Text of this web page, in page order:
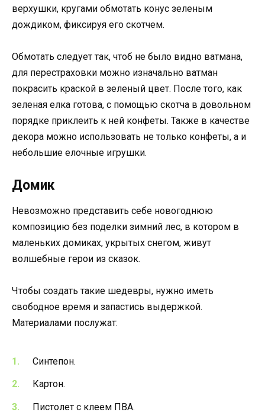
верхушки, кругами обмотать конус зеленым
дождиком, фиксируя его скотчем.
Обмотать следует так, чтоб не было видно ватмана,
для перестраховки можно изначально ватман
покрасить краской в зеленый цвет. После того, как
зеленая елка готова, с помощью скотча в довольном
порядке приклеить к ней конфеты. Также в качестве
декора можно использовать не только конфеты, а и
небольшие елочные игрушки.
Домик
Невозможно представить себе новогоднюю
композицию без поделки зимний лес, в котором в
маленьких домиках, укрытых снегом, живут
волшебные герои из сказок.
Чтобы создать такие шедевры, нужно иметь
свободное время и запастись выдержкой.
Материалами послужат:
Синтепон.
Картон.
Пистолет с клеем ПВА.